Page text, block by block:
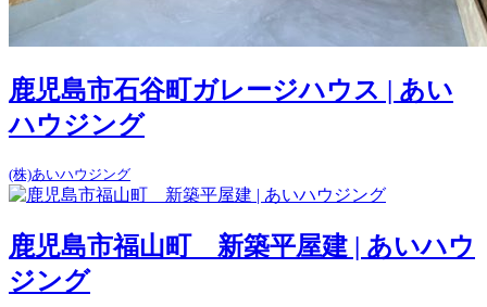
鹿児島市石谷町ガレージハウス | あい
ハウジング
(株)あいハウジング
鹿児島市福山町 新築平屋建 | あいハウ
ジング